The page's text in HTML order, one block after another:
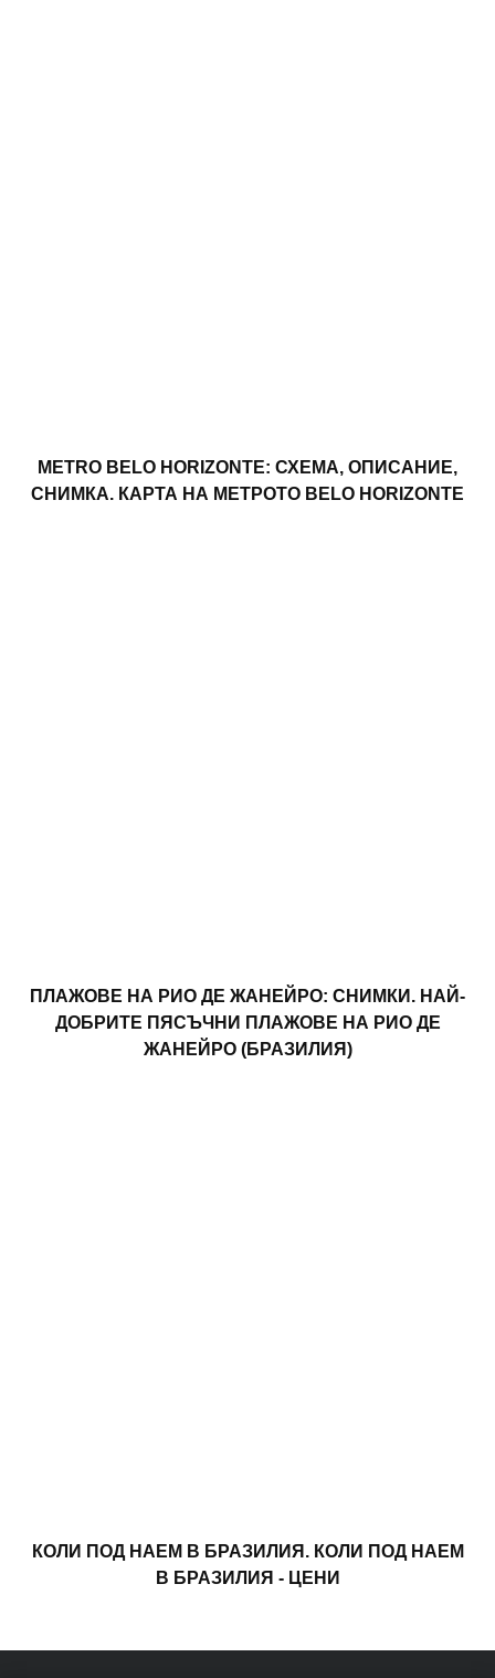
METRO BELO HORIZONTE: СХЕМА, ОПИСАНИЕ,
СНИМКА. КАРТА НА МЕТРОТО BELO HORIZONTE
ПЛАЖОВЕ НА РИО ДЕ ЖАНЕЙРО: СНИМКИ. НАЙ-
ДОБРИТЕ ПЯСЪЧНИ ПЛАЖОВЕ НА РИО ДЕ
ЖАНЕЙРО (БРАЗИЛИЯ)
КОЛИ ПОД НАЕМ В БРАЗИЛИЯ. КОЛИ ПОД НАЕМ
В БРАЗИЛИЯ - ЦЕНИ